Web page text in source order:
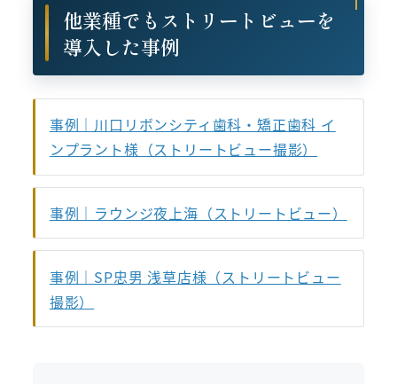
他業種でもストリートビューを
導入した事例
事例｜川口リボンシティ歯科・矯正歯科 イ
ンプラント様（ストリートビュー撮影）
事例｜ラウンジ夜上海（ストリートビュー）
事例｜SP忠男 浅草店様（ストリートビュー
撮影）